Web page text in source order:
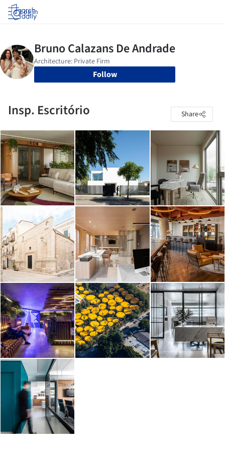
Log in
Follow
Insp. Escritório Share